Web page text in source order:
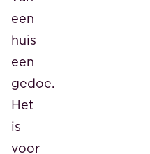
een
huis
een
gedoe.
Het
is
voor